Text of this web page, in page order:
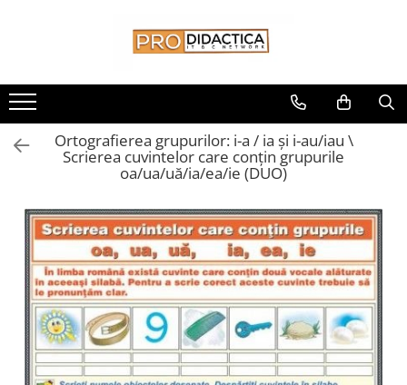
Oferta PNRR/PNRAS
Pachete Echipamente Sali Clasa
Pachete Echipamente Sala Clasa
Table/Display-uri Interactive
Display-uri Interactive
Suporti/Standuri/Accesorii
Imprimante si Multifunctionale
Imprimante si Scanere 3D
Imprimante 3D
Creioane 3D
Accesorii 3D
Ortografierea grupurilor: i-a / ia şi i-au/iau \
Scrierea cuvintelor care conţin grupurile
oa/ua/uă/ia/ea/ie (DUO)